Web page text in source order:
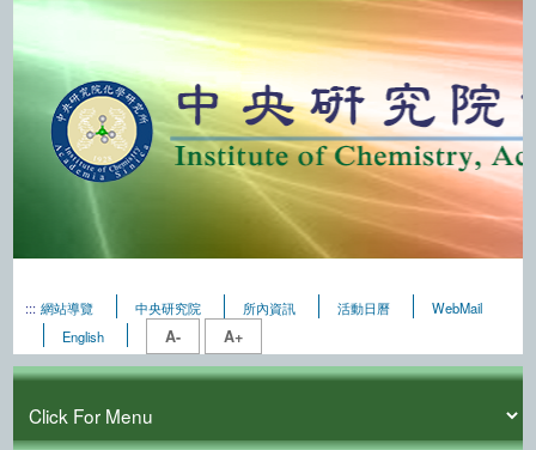
::: 網站導覽 中央研究院 所內資訊 活動日曆
WebMail
English
A- A+